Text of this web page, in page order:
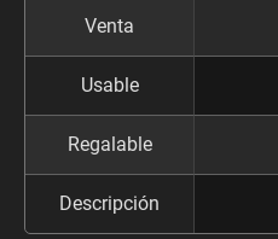
Venta
Usable
Regalable
Descripción